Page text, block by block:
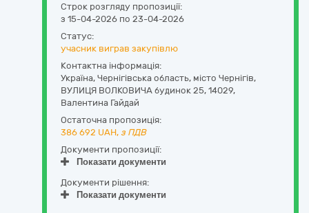
Строк розгляду пропозиції:
з 15-04-2026 по 23-04-2026
Статус:
учасник виграв закупівлю
Контактна інформація:
Україна, Чернігівська область, місто Чернігів,
ВУЛИЦЯ ВОЛКОВИЧА будинок 25, 14029,
Валентина Гайдай
Остаточна пропозиція:
386 692 UAH, з ПДВ
Документи пропозиції:
Показати документи
Документи рішення:
Показати документи